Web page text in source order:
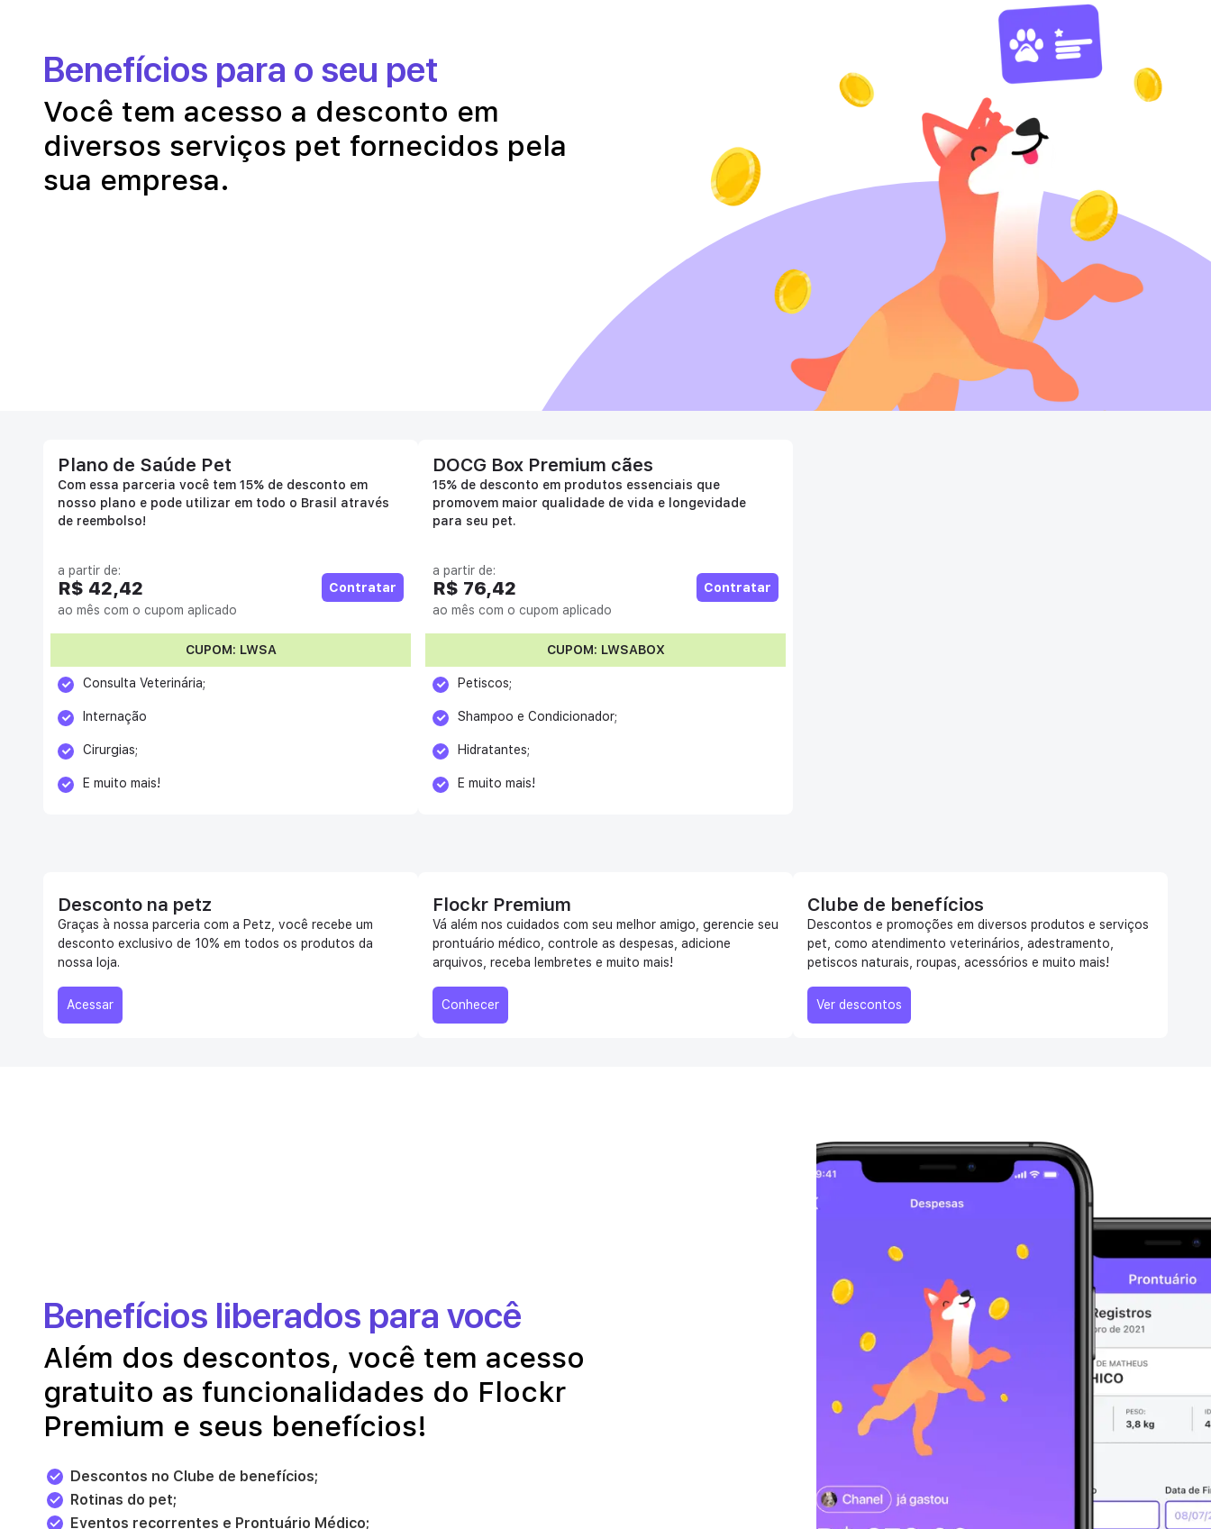
Benefícios para o seu pet
Você tem acesso a desconto em
diversos serviços pet fornecidos pela
sua empresa.
Plano de Saúde Pet
Com essa parceria você tem 15% de desconto em
nosso plano e pode utilizar em todo o Brasil através
de reembolso!
a partir de:
R$ 42,42
ao mês com o cupom aplicado
Contratar
CUPOM: LWSA
Consulta Veterinária;
Internação
Cirurgias;
E muito mais!
DOCG Box Premium cães
15% de desconto em produtos essenciais que
promovem maior qualidade de vida e longevidade
para seu pet.
a partir de:
R$ 76,42
ao mês com o cupom aplicado
Contratar
CUPOM: LWSABOX
Petiscos;
Shampoo e Condicionador;
Hidratantes;
E muito mais!
Desconto na petz
Graças à nossa parceria com a Petz, você recebe um
desconto exclusivo de 10% em todos os produtos da
nossa loja.
Acessar
Flockr Premium
Vá além nos cuidados com seu melhor amigo, gerencie seu
prontuário médico, controle as despesas, adicione
arquivos, receba lembretes e muito mais!
Conhecer
Clube de benefícios
Descontos e promoções em diversos produtos e serviços
pet, como atendimento veterinários, adestramento,
petiscos naturais, roupas, acessórios e muito mais!
Ver descontos
Benefícios liberados para você
Além dos descontos, você tem acesso
gratuito as funcionalidades do Flockr
Premium e seus benefícios!
Descontos no Clube de benefícios;
Rotinas do pet;
Eventos recorrentes e Prontuário Médico;